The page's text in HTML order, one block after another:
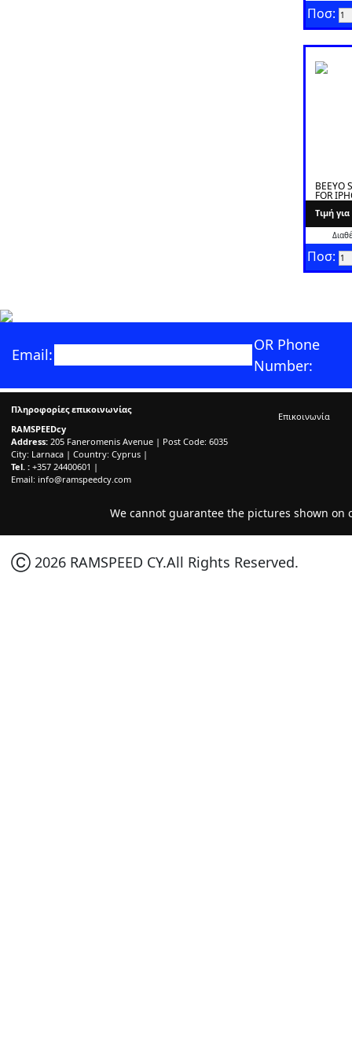
Ποσ:
BEEYO
FOR
Tιμή
Ποσ:
Email:
OR Phone
Number:
Πληροφορίες επικοινωνίας
RAMSPEEDcy
Address: 205 Faneromenis Avenue | Post Code: 6035
City: Larnaca | Country: Cyprus |
Tel. : +357 24400601 |
Email: info@ramspeedcy.com
Επικοινωνία
We cannot guarantee the pictures shown on
Ⓒ 2026 RAMSPEED CY.All Rights Reserved.